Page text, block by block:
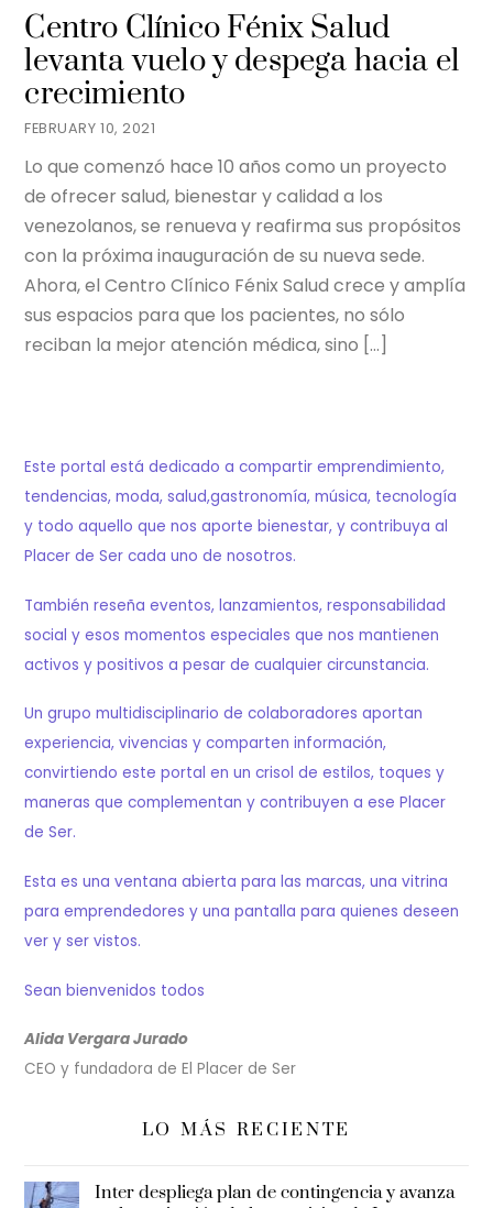
FEBRUARY 10, 2021
Centro Clínico Fénix Salud
levanta vuelo y despega hacia el
crecimiento
Lo que comenzó hace 10 años como un proyecto
de ofrecer salud, bienestar y calidad a los
venezolanos, se renueva y reafirma sus propósitos
con la próxima inauguración de su nueva sede.
Ahora, el Centro Clínico Fénix Salud crece y amplía
sus espacios para que los pacientes, no sólo
reciban la mejor atención médica, sino […]
Este portal está dedicado a compartir emprendimiento,
tendencias, moda, salud,gastronomía, música, tecnología
y todo aquello que nos aporte bienestar, y contribuya al
Placer de Ser cada uno de nosotros.
También reseña eventos, lanzamientos, responsabilidad
social y esos momentos especiales que nos mantienen
activos y positivos a pesar de cualquier circunstancia.
Un grupo multidisciplinario de colaboradores aportan
experiencia, vivencias y comparten información,
convirtiendo este portal en un crisol de estilos, toques y
maneras que complementan y contribuyen a ese Placer
de Ser.
Esta es una ventana abierta para las marcas, una vitrina
para emprendedores y una pantalla para quienes deseen
ver y ser vistos.
Sean bienvenidos todos
Alida Vergara Jurado
CEO y fundadora de El Placer de Ser
LO MÁS RECIENTE
Inter despliega plan de contingencia y avanza